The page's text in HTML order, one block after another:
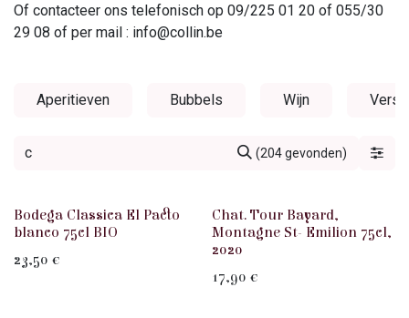
Of contacteer ons telefonisch op 09/225 01 20 of 055/30
29 08 of per mail : info@collin.be
Aperitieven Bubbels Wijn
(204 gevonden)
Wit
Bodega Classica El Pacto
blanco 75cl BIO
23,50 €
Rood
Chat. Tour Bayard,
Montagne St- Emilion 75cl,
2020
17,90 €